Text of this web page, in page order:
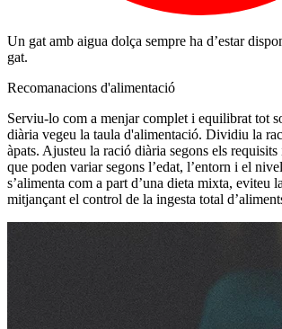
Un gat amb aigua dolça sempre ha d’estar
gat.
Recomanacions d'alimentació
Serviu-lo com a menjar complet i equilibrat tot
diària vegeu la taula d'alimentació. Dividiu la
àpats. Ajusteu la ració diària segons els
que poden variar segons l’edat, l’entorn i el
s’alimenta com a part d’una dieta mixta, eviteu
mitjançant el control de la ingesta total